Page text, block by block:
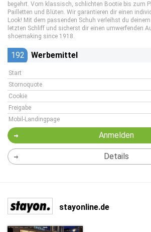
begehrt. Vom klassisch, schlichten Bootie bis zum
Pailletten und Blüten. Wir garantieren dir einen
Look! Mit dem passenden Schuh verleihst du
letzten Schliff und sicherst dir einen umwerfenden
shoemaking since 1918.
192 Werbemittel
Start
Stornoquote
Cookie
Freigabe
Mobil-Landingpage
Anmelden
Details
stayonline.de